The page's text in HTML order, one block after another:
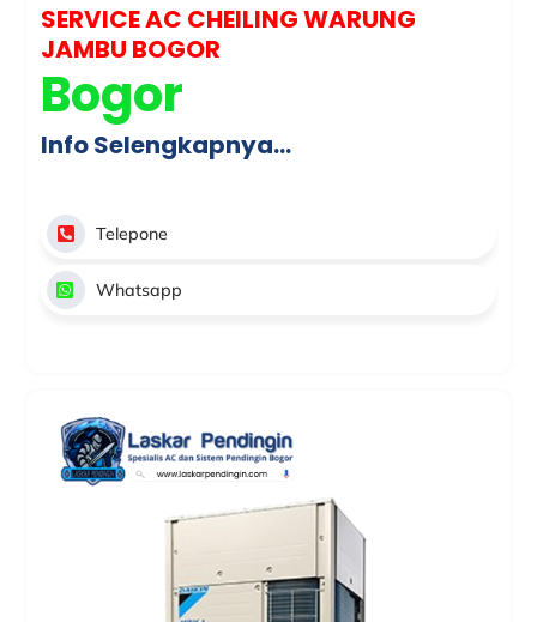
SERVICE AC CHEILING WARUNG
JAMBU BOGOR
Bogor
Info Selengkapnya…
Telepone
Whatsapp